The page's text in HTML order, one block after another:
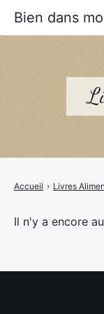
Accueil ›
Il n'y a encore
Bien dans
Prévenir les